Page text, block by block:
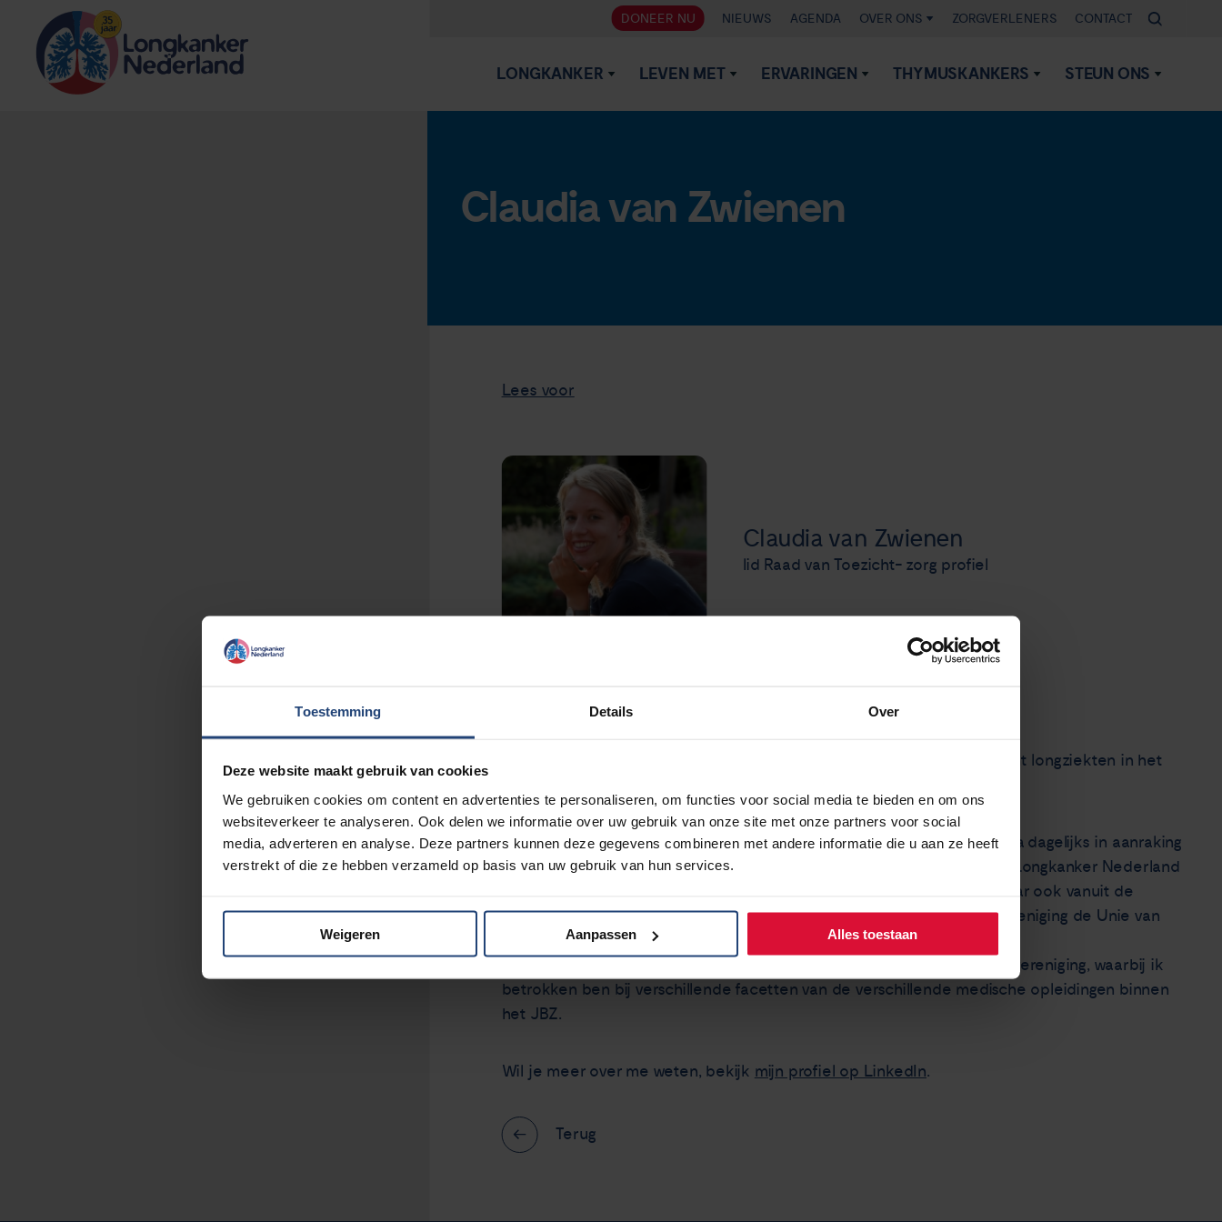
Toestemming Details Over
Deze website maakt gebruik van cookies
We gebruiken cookies om content en advertenties te personaliseren, om functies voor social media te bieden en om ons
websiteverkeer te analyseren. Ook delen we informatie over uw gebruik van onze site met onze partners voor social
media, adverteren en analyse. Deze partners kunnen deze gegevens combineren met andere informatie die u aan ze heeft
verstrekt of die ze hebben verzameld op basis van uw gebruik van hun services.
Weigeren Aanpassen Alles toestaan
DONEER NU NIEUWS AGENDA OVER ONS ZORGVERLENERS CONTACT
LONGKANKER LEVEN MET ERVARINGEN THYMUSKANKERS STEUN ONS
Claudia van Zwienen
Lees voor
Claudia van Zwienen
lid Raad van Toezicht- zorg profiel
Mijn naam is Claudia van Zwienen en ik ben werkzaam als arts-assistent longziekten in het
Ik zit in de Raad van Toezicht van Longkanker Nederland omdat ik bijna dagelijks in aanraking
kom met patiënten met longkanker. Ik zit in de Raad van Toezicht van Longkanker Nederland
omdat ik patiënten met longkanker niet alleen medisch wil helpen, maar ook vanuit de
patiëntenorganisatie. Ik ben ook bestuurslid bij de arts-assistenten vereniging de Unie van
Sinds 06-2023 ben ik benoemd tot voorzitter van de arts-assistenten vereniging, waarbij ik
betrokken ben bij verschillende facetten van de verschillende medische opleidingen binnen
het JBZ.
Wil je meer over me weten, bekijk mijn profiel op LinkedIn.
Terug